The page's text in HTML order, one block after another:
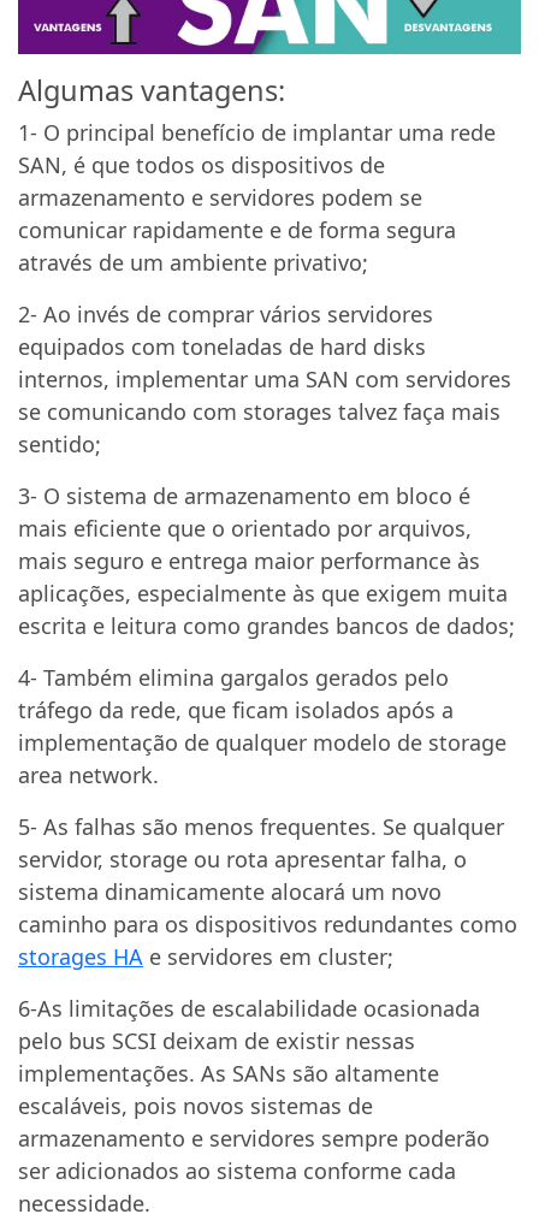
Algumas vantagens:
1- O principal benefício de implantar uma rede
SAN, é que todos os dispositivos de
armazenamento e servidores podem se
comunicar rapidamente e de forma segura
através de um ambiente privativo;
2- Ao invés de comprar vários servidores
equipados com toneladas de hard disks
internos, implementar uma SAN com servidores
se comunicando com storages talvez faça mais
sentido;
3- O sistema de armazenamento em bloco é
mais eficiente que o orientado por arquivos,
mais seguro e entrega maior performance às
aplicações, especialmente às que exigem muita
escrita e leitura como grandes bancos de dados;
4- Também elimina gargalos gerados pelo
tráfego da rede, que ficam isolados após a
implementação de qualquer modelo de storage
area network.
5- As falhas são menos frequentes. Se qualquer
servidor, storage ou rota apresentar falha, o
sistema dinamicamente alocará um novo
caminho para os dispositivos redundantes como
storages HA e servidores em cluster;
6-As limitações de escalabilidade ocasionada
pelo bus SCSI deixam de existir nessas
implementações. As SANs são altamente
escaláveis, pois novos sistemas de
armazenamento e servidores sempre poderão
ser adicionados ao sistema conforme cada
necessidade.